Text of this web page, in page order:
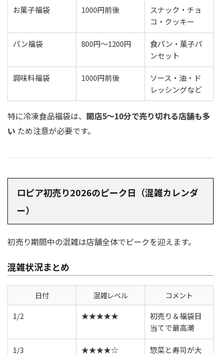
お菓子福袋 1000円前後
スナック・チョ
コ・クッキー
パン福袋 800円〜1200円
食パン・菓子パ
ンセット
調味料福袋 1000円前後
ソース・油・ド
レッシングなど
特に冷凍食品福袋は、 開店5〜10分で売り切れる店舗も多
い ため注意が必要です。
ロピア初売り2026のピーク日（混雑カレンダ
ー）
初売り期間中の混雑は店舗全体でピークを迎えます。
混雑状況まとめ
日付 混雑レベル
コメント
1/2
★★★★★
初売り＆福袋目
当てで最高潮
1/3 ★★★★☆
惣菜と寿司が大